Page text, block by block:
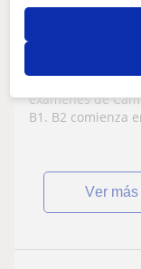
Preliminary,
Certificate in
University
30 años de
exámenes de
B1. B2 comienza
ver más